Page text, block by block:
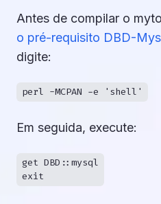
Antes de compilar o
o pré-requisito DBD-
digite:
Em seguida, execute:
get DBD::mysql